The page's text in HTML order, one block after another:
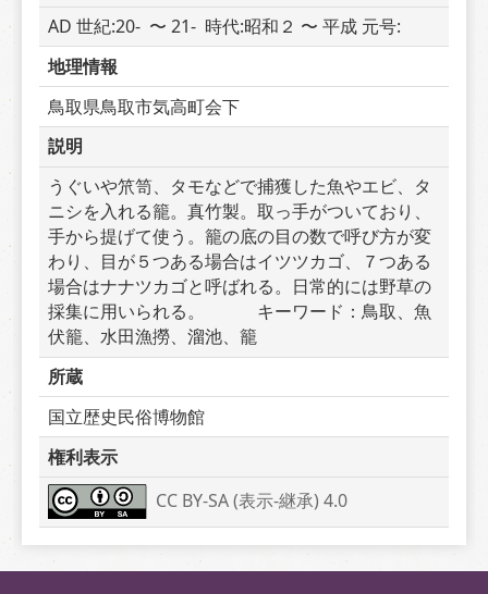
AD 世紀:20-  〜 21-  時代:昭和２ 〜 平成 元号:
地理情報
鳥取県鳥取市気高町会下
説明
うぐいや笊笥、タモなどで捕獲した魚やエビ、タ
ニシを入れる籠。真竹製。取っ手がついており、
手から提げて使う。籠の底の目の数で呼び方が変
わり、目が５つある場合はイツツカゴ、７つある
場合はナナツカゴと呼ばれる。日常的には野草の
採集に用いられる。　　　キーワード：鳥取、魚
伏籠、水田漁撈、溜池、籠
所蔵
国立歴史民俗博物館
権利表示
CC BY-SA (表示-継承) 4.0